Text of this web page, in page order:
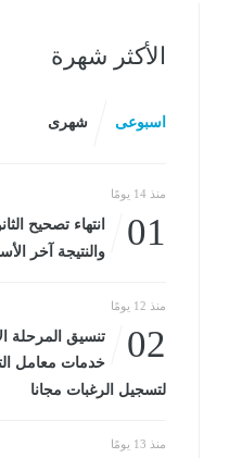
الأكثر شهرة
اسبوعى شهرى
منذ 14 يومًا
01
انتهاء تصحيح
والنتيجة آخر
منذ 12 يومًا
02
خدمات معامل
لتسجيل الرغبات مجانا
منذ 13 يومًا